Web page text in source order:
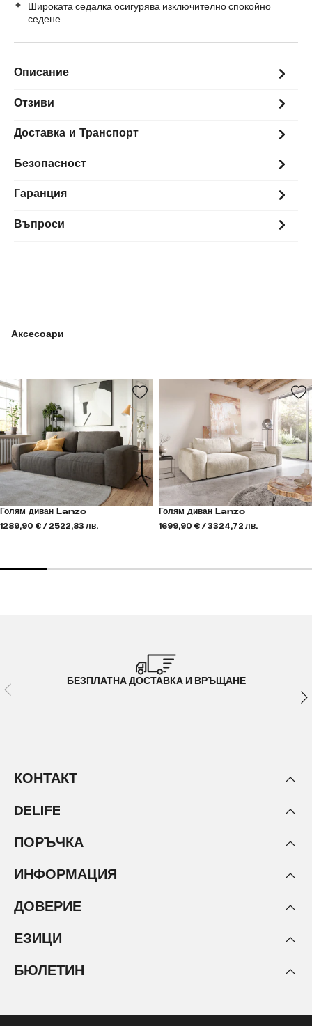
Широката седалка осигурява изключително спокойно
седене
Описание
Отзиви
Доставка и Транспорт
Безопасност
Гаранция
Въпроси
Аксесоари
Голям диван Lanzo
1289,90 € / 2522,83 лв.
Голям диван Lanzo
1699,90 € / 3324,72 лв.
БЕЗПЛАТНА ДОСТАВКА И ВРЪЩАНЕ
КОНТАКТ
DELIFE
ПОРЪЧКА
ИНФОРМАЦИЯ
ДОВЕРИЕ
ЕЗИЦИ
БЮЛЕТИН